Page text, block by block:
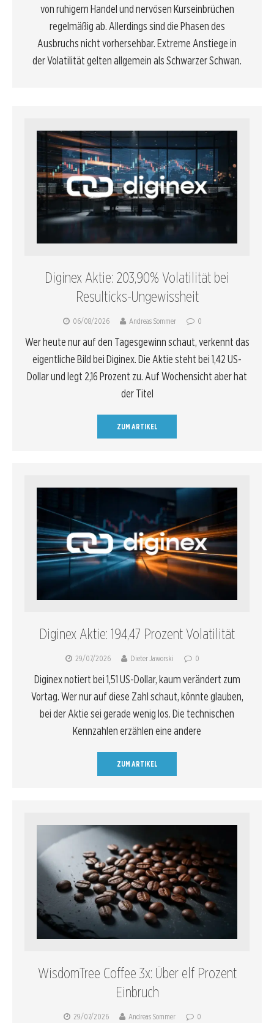
von ruhigemHandelund nervösen Kurseinbrüchen
regelmäßig ab. Allerdings sind die Phasen des
Ausbruchs nicht vorhersehbar. Extreme Anstiege in
der Volatilität gelten allgemein alsSchwarzer Schwan.
Diginex Aktie: 203,90% Volatilität bei
Resulticks-Ungewissheit
06/08/2026 Andreas Sommer 0
Wer heute nur auf den Tagesgewinn schaut, verkennt das
eigentliche Bild bei Diginex. Die Aktie steht bei 1,42 US-
Dollar und legt 2,16 Prozent zu. Auf Wochensicht aber hat
der Titel
ZUM ARTIKEL
Diginex Aktie: 194,47 Prozent Volatilität
29/07/2026 Dieter Jaworski 0
Diginex notiert bei 1,51 US-Dollar, kaum verändert zum
Vortag. Wer nur auf diese Zahl schaut, könnte glauben,
bei der Aktie sei gerade wenig los. Die technischen
Kennzahlen erzählen eine andere
ZUM ARTIKEL
WisdomTree Coffee 3x: Über elf Prozent
Einbruch
29/07/2026 Andreas Sommer 0